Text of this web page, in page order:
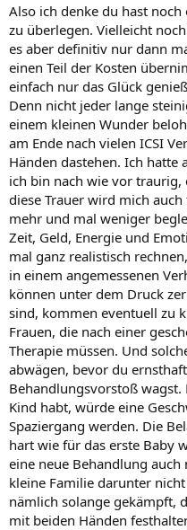
Also ich denke du hast
zu überlegen. Vielleicht
es aber definitiv nur dann
einen Teil der Kosten
einfach nur das Glück
Denn nicht jeder lange
einem kleinen Wunder
am Ende nach vielen ICSI
Händen dastehen. Ich hatte
ich bin nach wie vor traurig,
diese Trauer wird mich
mehr und mal weniger
Zeit, Geld, Energie und
mal ganz realistisch
in einem angemessenen
können unter dem Druck
sind, kommen eventuell zu
Frauen, die nach einer
Therapie müssen. Und
abwägen, bevor du
Behandlungsvorstoß
Kind habt, würde eine
Spaziergang werden. Die
hart wie für das erste Baby
eine neue Behandlung
kleine Familie darunter
nämlich solange gekämpft,
mit beiden Händen